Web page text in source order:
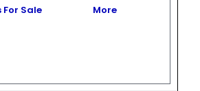
Sale More